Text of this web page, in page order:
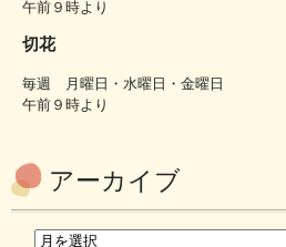
午前９時より
切花
毎週 月曜日・水曜日・金曜日
午前９時より
アーカイブ